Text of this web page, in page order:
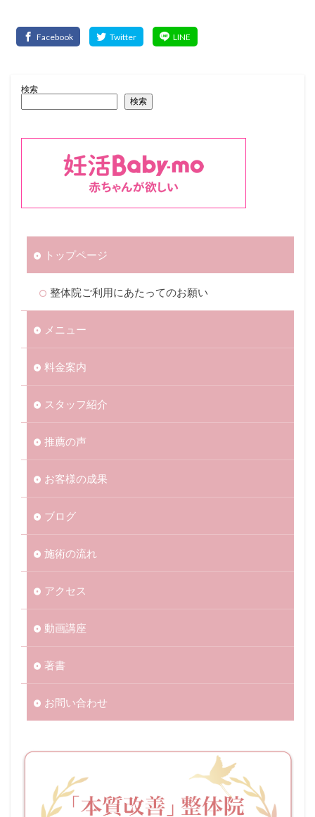
検索
検索
トップページ
整体院ご利用にあたってのお願い
メニュー
料金案内
スタッフ紹介
推薦の声
お客様の成果
ブログ
施術の流れ
アクセス
動画講座
著書
お問い合わせ